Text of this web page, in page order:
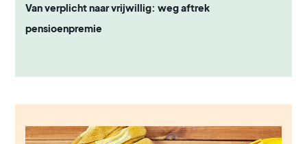
Van verplicht naar vrijwillig: weg aftrek
pensioenpremie